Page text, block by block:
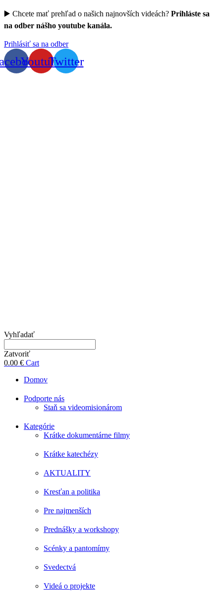
▶️ Chcete mať prehľad o našich najnovších videách? Prihláste sa
na odber nášho youtube kanála.
Prihlásiť sa na odber
YoutubeTwitter
Vyhľadať
Zatvoriť
0.00 € Cart
Domov
Podporte nás
Staň sa videomisionárom
Kategórie
Krátke dokumentárne filmy
Krátke katechézy
AKTUALITY
Kresťan a politika
Pre najmenších
Prednášky a workshopy
Scénky a pantomímy
Svedectvá
Videá o projekte